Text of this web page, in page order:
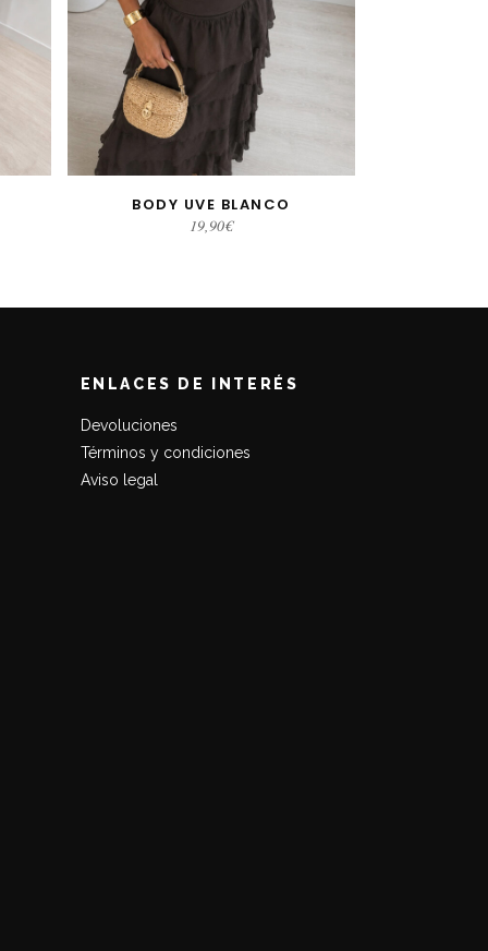
SELECCIONAR OPCIONES
BODY UVE BLANCO
19,90€
ENLACES DE INTERÉS
Devoluciones
Términos y condiciones
Aviso legal